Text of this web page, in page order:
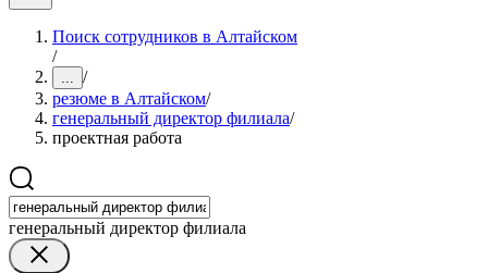
Поиск сотрудников в Алтайском
/
... /
резюме в Алтайском/
генеральный директор филиала/
проектная работа
генеральный директор филиала